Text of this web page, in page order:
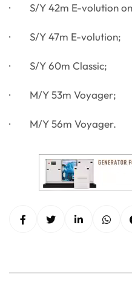
· S/Y 42m E-volution on
· S/Y 47m E-volution;
· S/Y 60m Classic;
· M/Y 53m Voyager;
· M/Y 56m Voyager.